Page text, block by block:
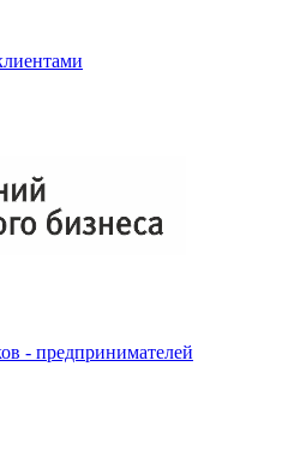
- предпринимателей